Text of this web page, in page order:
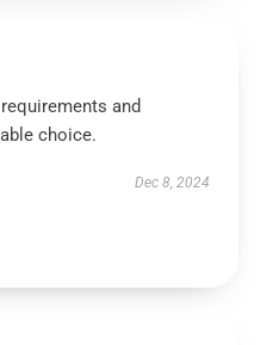
and
choice.
Dec 8, 2024